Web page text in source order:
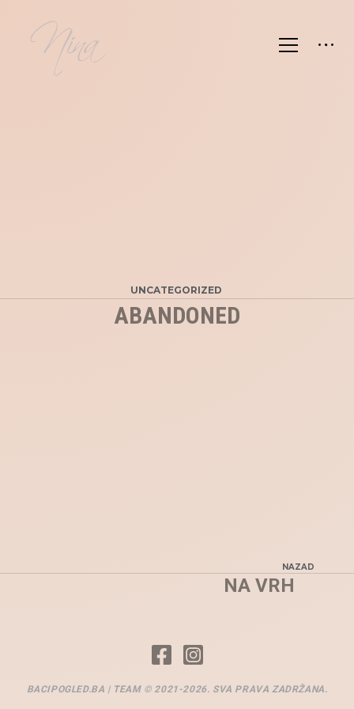
UNCATEGORIZED
ABANDONED
NAZAD
NA VRH
BACIPOGLED.BA | TEAM © 2021-2026. SVA PRAVA ZADRŽANA.